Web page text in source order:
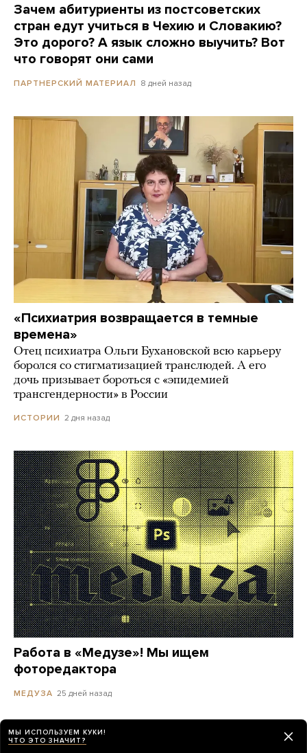
Зачем абитуриенты из постсоветских
стран едут учиться в Чехию и Словакию?
Это дорого? А язык сложно выучить? Вот
что говорят они сами
ПАРТНЕРСКИЙ МАТЕРИАЛ 8 дней назад
«Психиатрия возвращается в темные
времена»
Отец психиатра Ольги Бухановской всю карьеру
боролся со стигматизацией транслюдей. А его
дочь призывает бороться с «эпидемией
трансгендерности» в России
ИСТОРИИ 2 дня назад
Работа в «Медузе»! Мы ищем
фоторедактора
МЕДУЗА 25 дней назад
МЫ ИСПОЛЬЗУЕМ КУКИ!
ЧТО ЭТО ЗНАЧИТ?